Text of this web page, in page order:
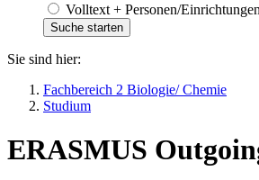
Volltext + Personen/Einrichtungen
Sie sind hier:
Fachbereich 2 Biologie/ Chemie
Studium
ERASMUS